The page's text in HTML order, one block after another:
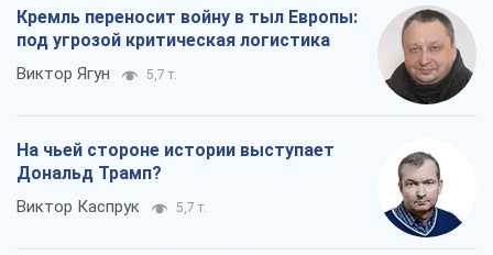
Кремль переносит войну в тыл Европы:
под угрозой критическая логистика
Виктор Ягун 5,7 т.
На чьей стороне истории выступает
Дональд Трамп?
Виктор Каспрук 5,7 т.